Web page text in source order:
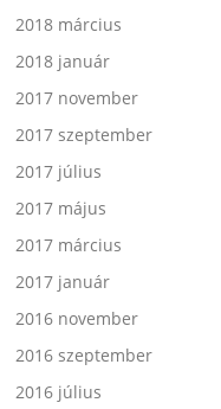
2018 március
2018 január
2017 november
2017 szeptember
2017 július
2017 május
2017 március
2017 január
2016 november
2016 szeptember
2016 július